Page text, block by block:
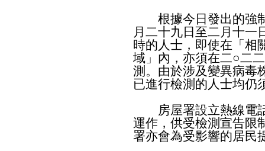
根據今日發出的強制
月二十九日至二月十一
時的人士，即使在「相
域」內，亦須在二○二
測。由於涉及變異病毒
已進行檢測的人士均仍
房屋署設立熱線電話
運作，供受檢測宣告限
署亦會為受影響的居民